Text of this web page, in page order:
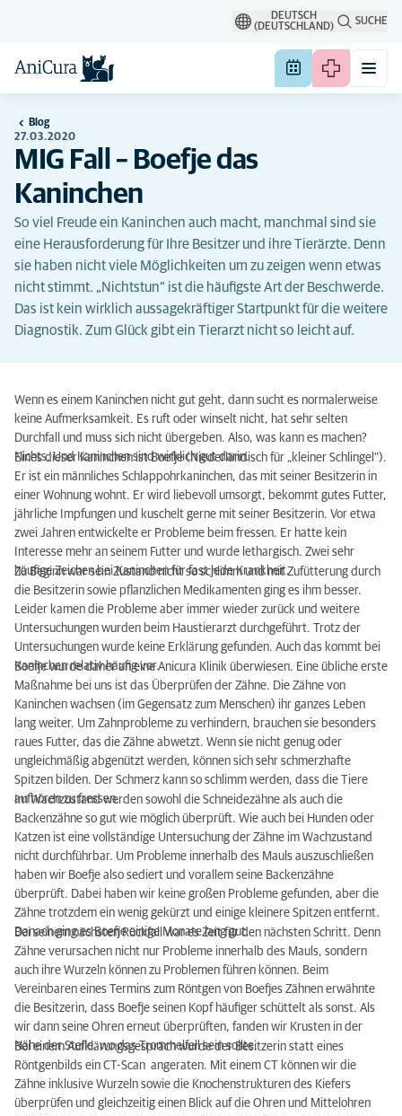
DEUTSCH
(DEUTSCHLAND)
SUCHE
Blog
27.03.2020
MIG Fall – Boefje das
Kaninchen
So viel Freude ein Kaninchen auch macht, manchmal sind sie
eine Herausforderung für Ihre Besitzer und ihre Tierärzte. Denn
sie haben nicht viele Möglichkeiten um zu zeigen wenn etwas
nicht stimmt. „Nichtstun“ ist die häufigste Art der Beschwerde.
Das ist kein wirklich aussagekräftiger Startpunkt für die weitere
Diagnostik. Zum Glück gibt ein Tierarzt nicht so leicht auf.
Wenn es einem Kaninchen nicht gut geht, dann sucht es normalerweise
keine Aufmerksamkeit. Es ruft oder winselt nicht, hat sehr selten
Durchfall und muss sich nicht übergeben. Also, was kann es machen?
Nichts. Und Kaninchen sind wirklich gut darin.
Eines dieser Kaninchen ist Boefje (Niederländisch für „kleiner Schlingel“).
Er ist ein männliches Schlappohrkaninchen, das mit seiner Besitzerin in
einer Wohnung wohnt. Er wird liebevoll umsorgt, bekommt gutes Futter,
jährliche Impfungen und kuschelt gerne mit seiner Besitzerin. Vor etwa
zwei Jahren entwickelte er Probleme beim fressen. Er hatte kein
Interesse mehr an seinem Futter und wurde lethargisch. Zwei sehr
häufige Zeichen bei Kaninchen für fast jede Krankheit.
Zu Beginn war sein Zustand nicht so schlimm und mit Zufütterung durch
die Besitzerin sowie pflanzlichen Medikamenten ging es ihm besser.
Leider kamen die Probleme aber immer wieder zurück und weitere
Untersuchungen wurden beim Haustierarzt durchgeführt. Trotz der
Untersuchungen wurde keine Erklärung gefunden. Auch das kommt bei
Kaninchen relativ häufig vor.
Boefje wurde daher an eine Anicura Klinik überwiesen. Eine übliche erste
Maßnahme bei uns ist das Überprüfen der Zähne. Die Zähne von
Kaninchen wachsen (im Gegensatz zum Menschen) ihr ganzes Leben
lang weiter. Um Zahnprobleme zu verhindern, brauchen sie besonders
raues Futter, das die Zähne abwetzt. Wenn sie nicht genug oder
ungleichmäßig abgenützt werden, können sich sehr schmerzhafte
Spitzen bilden. Der Schmerz kann so schlimm werden, dass die Tiere
aufhören zu fressen.
Im Wachzustand werden sowohl die Schneidezähne als auch die
Backenzähne so gut wie möglich überprüft. Wie auch bei Hunden oder
Katzen ist eine vollständige Untersuchung der Zähne im Wachzustand
nicht durchführbar. Um Probleme innerhalb des Mauls auszuschließen
haben wir Boefje also sediert und vorallem seine Backenzähne
überprüft. Dabei haben wir keine großen Probleme gefunden, aber die
Zähne trotzdem ein wenig gekürzt und einige kleinere Spitzen entfernt.
Danach ging es Boefje einige Monate lang gut.
Bei seinem nächsten Rückfall war es Zeit für den nächsten Schritt. Denn
Zähne verursachen nicht nur Probleme innerhalb des Mauls, sondern
auch ihre Wurzeln können zu Problemen führen können. Beim
Vereinbaren eines Termins zum Röntgen von Boefjes Zähnen erwähnte
die Besitzerin, dass Boefje seinen Kopf häufiger schüttelt als sonst. Als
wir dann seine Ohren erneut überprüften, fanden wir Krusten in der
Nähe der Stelle, wo das Trommelfell sein sollte.
Bei einem Aufklärungsgespräch wurde der Besitzerin statt eines
Röntgenbilds ein CT-Scan angeraten. Mit einem CT können wir die
Zähne inklusive Wurzeln sowie die Knochenstrukturen des Kiefers
überprüfen und gleichzeitig einen Blick auf die Ohren und Mittelohren